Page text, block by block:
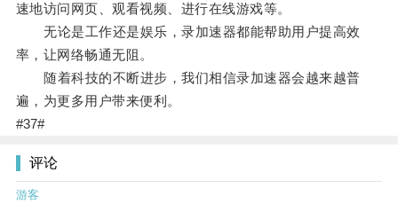
速地访问网页、观看视频、进行在线游戏等。
无论是工作还是娱乐，录加速器都能帮助用户提高效
率，让网络畅通无阻。
随着科技的不断进步，我们相信录加速器会越来越普
遍，为更多用户带来便利。
#37#
评论
游客